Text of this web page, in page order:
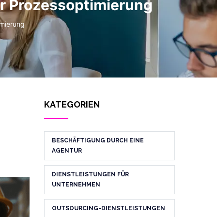
Prozessoptimierung
KATEGORIEN
BESCHÄFTIGUNG DURCH EINE
AGENTUR
DIENSTLEISTUNGEN FÜR
UNTERNEHMEN
OUTSOURCING-DIENSTLEISTUNGEN